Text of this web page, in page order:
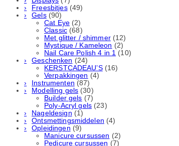
Freesbitjes (49)
Gels (90)
Cat Eye (2)
Classic (68)
Met glitter / shimmer (12)
Mystique / Kameleon (2)
Nail Care Polish 4 in 1 (10)
Geschenken (24)
KERSTCADEAU’S (16)
Verpakkingen (4)
Instrumenten (87)
Modelling gels (30)
Builder gels (7)
Poly-Acryl gels (23)
Nageldesign (1)
Ontsmettingsmiddelen (4)
Opleidingen (9)
Manicure cursussen (2)
Pedicure cursussen (7)